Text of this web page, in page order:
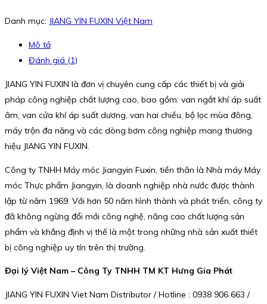
Danh mục: JIANG YIN FUXIN Việt Nam
Mô tả
Đánh giá (1)
JIANG YIN FUXIN là đơn vị chuyên cung cấp các thiết bị và giải
pháp công nghiệp chất lượng cao, bao gồm: van ngắt khí áp suất
âm, van cửa khí áp suất dương, van hai chiều, bộ lọc mùa đông,
máy trộn đa năng và các dòng bơm công nghiệp mang thương
hiệu JIANG YIN FUXIN.
Công ty TNHH Máy móc Jiangyin Fuxin, tiền thân là Nhà máy Máy
móc Thực phẩm Jiangyin, là doanh nghiệp nhà nước được thành
lập từ năm 1969. Với hơn 50 năm hình thành và phát triển, công ty
đã không ngừng đổi mới công nghệ, nâng cao chất lượng sản
phẩm và khẳng định vị thế là một trong những nhà sản xuất thiết
bị công nghiệp uy tín trên thị trường.
Đại lý Việt Nam – Công Ty TNHH TM KT Hưng Gia Phát
JIANG YIN FUXIN Viet Nam Distributor / Hotline : 0938 906 663 /